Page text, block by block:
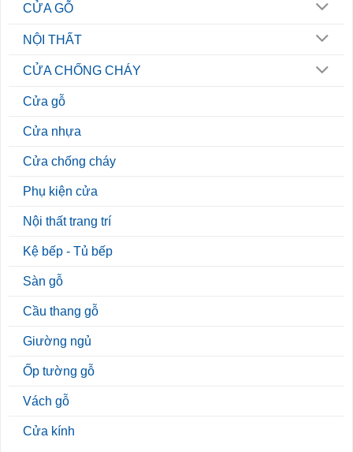
CỬA GỖ
NỘI THẤT
CỬA CHỐNG CHÁY
Cửa gỗ
Cửa nhựa
Cửa chống cháy
Phụ kiện cửa
Nội thất trang trí
Kệ bếp - Tủ bếp
Sàn gỗ
Cầu thang gỗ
Giường ngủ
Ốp tường gỗ
Vách gỗ
Cửa kính